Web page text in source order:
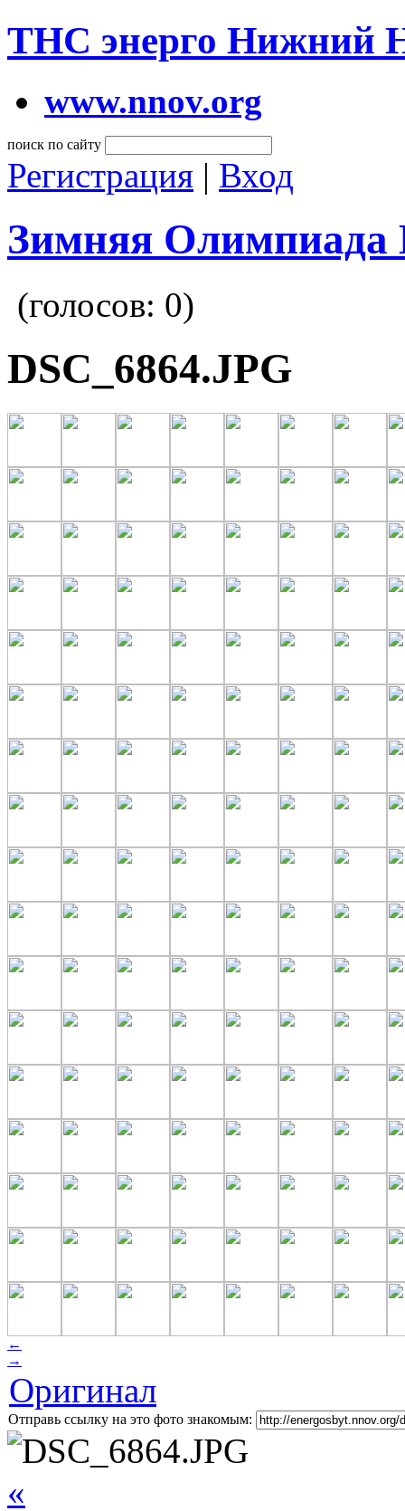
ТНС энерго Нижний
www.nnov.org
поиск по сайту
Регистрация | Вход
Зимняя Олимпиада
(голосов: 0)
DSC_6864.JPG
←
→
Оригинал
Отправь ссылку на это фото знакомым:
«